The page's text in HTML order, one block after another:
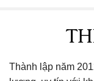
Thành lập năm